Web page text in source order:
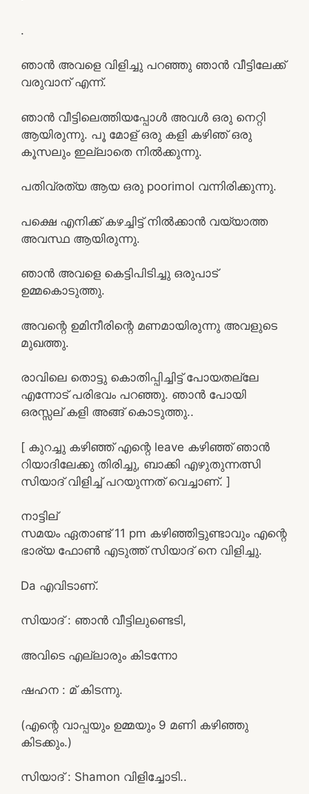
.
ഞാൻ അവളെ വിളിച്ചു പറഞ്ഞു ഞാൻ വീട്ടിലേക്ക്
വരുവാന് എന്ന്.
ഞാൻ വീട്ടിലെത്തിയപ്പോൾ അവൾ ഒരു നെറ്റി
ആയിരുന്നു. പൂ മോള് ഒരു കളി കഴിഞ്‍ ഒരു
കൂസലും ഇല്ലാതെ നിൽക്കുന്നു.
പതിവ്രത്യ ആയ ഒരു poorimol വന്നിരിക്കുന്നു.
പക്ഷെ എനിക്ക് കഴച്ചിട്ട് നിൽക്കാൻ വയ്യാത്ത
അവസ്ഥ ആയിരുന്നു.
ഞാൻ അവളെ കെട്ടിപിടിച്ചു ഒരുപാട്
ഉമ്മകൊടുത്തു.
അവന്റെ ഉമിനീരിന്റെ മണമായിരുന്നു അവളുടെ
മുഖത്തു.
രാവിലെ തൊട്ടു കൊതിപ്പിച്ചിട്ട് പോയതല്ലേ
എന്നോട് പരിഭവം പറഞ്ഞു. ഞാൻ പോയി
ഒരസ്സല് കളി അങ്ങ് കൊടുത്തു..
[ കുറച്ചു കഴിഞ്ഞ് എന്റെ leave കഴിഞ്ഞ് ഞാൻ
റിയാദിലേക്കു തിരിച്ചു, ബാക്കി എഴുതുന്നത്സി
സിയാദ് വിളിച്ച് പറയുന്നത് വെച്ചാണ്. ]
നാട്ടില്
സമയം ഏതാണ്ട് 11 pm കഴിഞ്ഞിട്ടുണ്ടാവും എന്റെ
ഭാര്യ ഫോൺ എടുത്ത് സിയാദ്‌ നെ വിളിച്ചു.
Da എവിടാണ്.
സിയാദ്‌ : ഞാൻ വീട്ടിലുണ്ടെടി,
അവിടെ എല്ലാരും കിടന്നോ
ഷഹന : മ് കിടന്നു.
(എന്റെ വാപ്പയും ഉമ്മയും 9 മണി കഴിഞ്ഞു
കിടക്കും.)
സിയാദ്‌ : Shamon വിളിച്ചോടി..